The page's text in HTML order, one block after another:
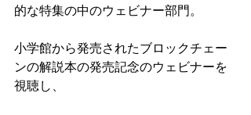
的な特集の中のウェビナー部門。
小学館から発売されたブロックチェー
ンの解説本の発売記念のウェビナーを
視聴し、